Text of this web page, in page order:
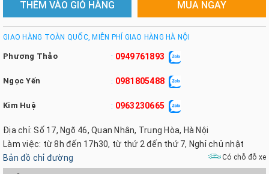
THÊM VÀO GIỎ HÀNG MUA NGAY
GIAO HÀNG TOÀN QUỐC, MIỄN PHÍ GIAO HÀNG HÀ NỘI
Phương Thảo : 0949761893
Ngọc Yến : 0981805488
Kim Huệ : 0963230665
Địa chỉ: Số 17, Ngõ 46, Quan Nhân, Trung Hòa, Hà Nội
Làm việc: từ 8h đến 17h30, từ thứ 2 đến thứ 7, Nghỉ chủ nhật
Bản đồ chỉ đường
Có chỗ đỗ xe